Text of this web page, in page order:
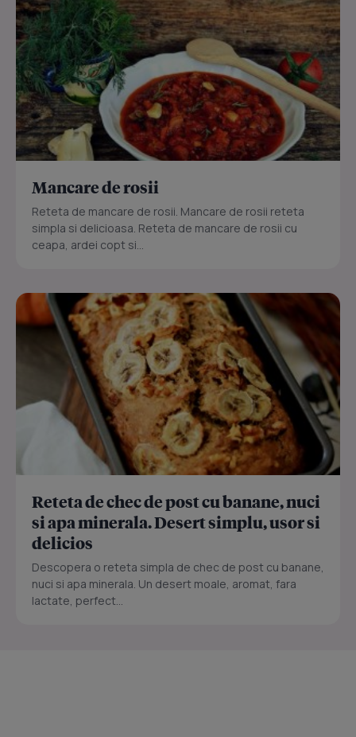
Mancare de rosii
Reteta de mancare de rosii. Mancare de rosii reteta
simpla si delicioasa. Reteta de mancare de rosii cu
ceapa, ardei copt si...
Reteta de chec de post cu banane, nuci
si apa minerala. Desert simplu, usor si
delicios
Descopera o reteta simpla de chec de post cu banane,
nuci si apa minerala. Un desert moale, aromat, fara
lactate, perfect...